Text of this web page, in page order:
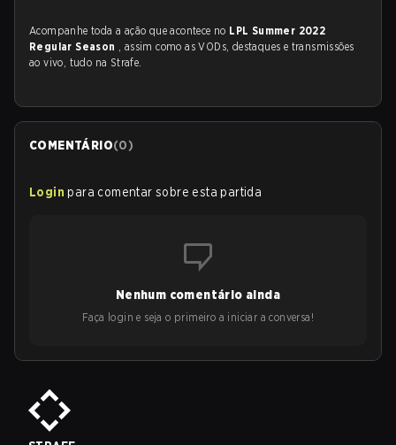
Acompanhe toda a ação que acontece no LPL Summer 2022
Regular Season , assim como as VODs, destaques e transmissões
ao vivo, tudo na Strafe.
COMENTÁRIO(0)
Login para comentar sobre esta partida
Nenhum comentário ainda
Faça login e seja o primeiro a iniciar a conversa!